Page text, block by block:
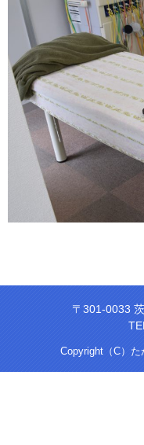
〒301-0033
Copyright（C）